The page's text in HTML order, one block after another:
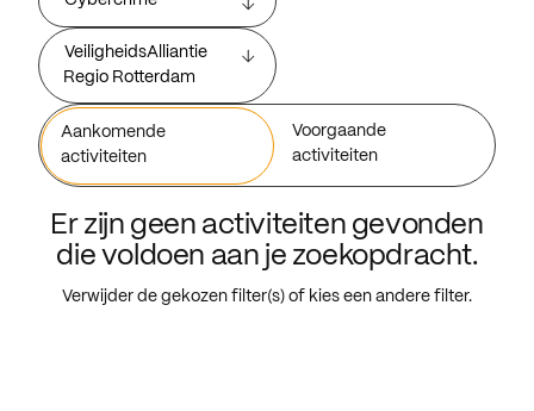
VeiligheidsAlliantie
Regio Rotterdam
Aankomende
activiteiten
Voorgaande
activiteiten
Er zijn geen activiteiten gevonden
die voldoen aan je zoekopdracht.
Verwijder de gekozen filter(s) of kies een andere filter.